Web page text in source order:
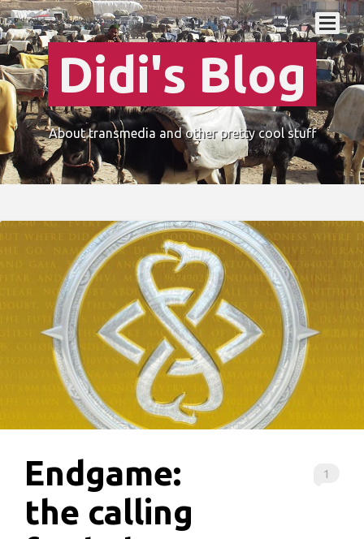
Didi's Blog
About transmedia and other pretty cool stuff
1
Endgame:
the calling